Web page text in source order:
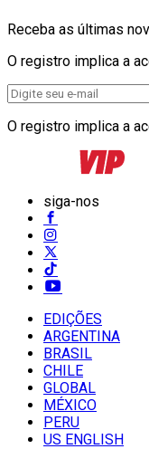
Receba as últimas
O registro implica a
O registro implica a
siga-nos
EDIÇÕES
ARGENTINA
BRASIL
CHILE
GLOBAL
MÉXICO
PERU
US ENGLISH